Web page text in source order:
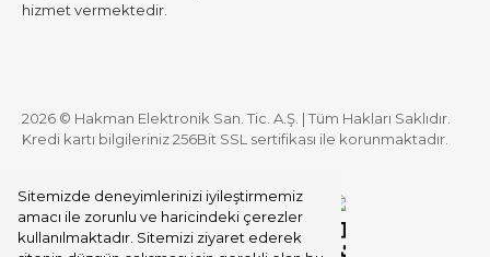
Sitemizde deneyimlerinizi iyileştirmemiz
amacı ile zorunlu ve haricindeki çerezler
kullanılmaktadır. Sitemizi ziyaret ederek
hizmet vermektedir.
2026 © Hakman Elektronik San. Tic. A.Ş. | Tüm Hakları Saklıdır.
Kredi kartı bilgileriniz 256Bit SSL sertifikası ile korunmaktadır.